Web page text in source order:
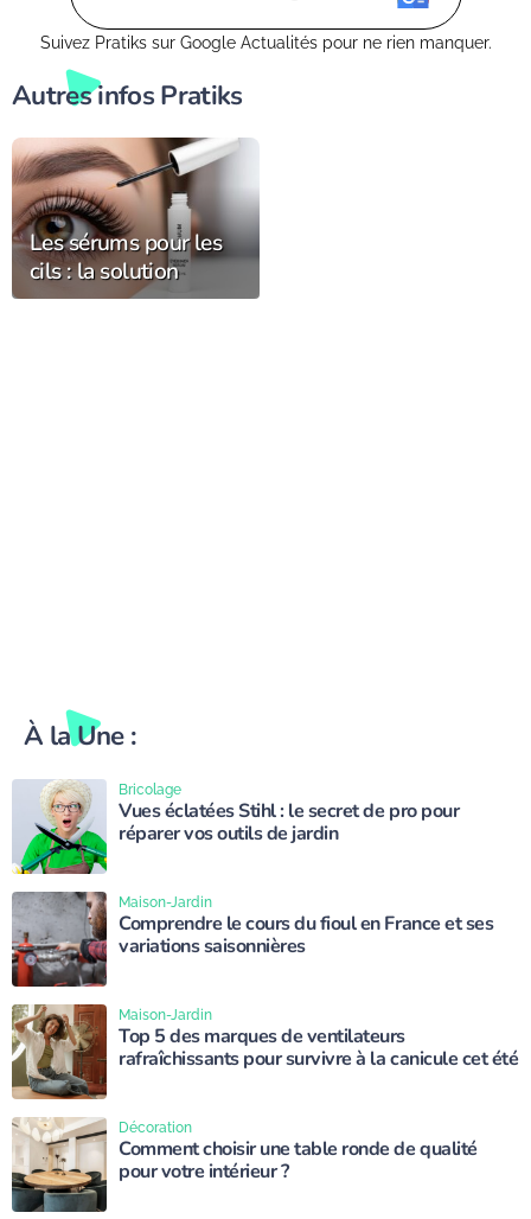
Suivez Pratiks sur Google Actualités pour ne rien manquer.
Autres infos Pratiks
Les sérums pour les
cils : la solution
experte pour
À la Une :
Vues éclatées Stihl : le secret de pro pour
réparer vos outils de jardin
Bricolage
Comprendre le cours du fioul en France et ses
variations saisonnières
Maison-Jardin
Top 5 des marques de ventilateurs
rafraîchissants pour survivre à la canicule cet été
Maison-Jardin
Comment choisir une table ronde de qualité
pour votre intérieur ?
Décoration